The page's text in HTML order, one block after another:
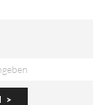
>